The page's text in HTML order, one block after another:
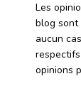
Les
blog sont
aucun
opinions